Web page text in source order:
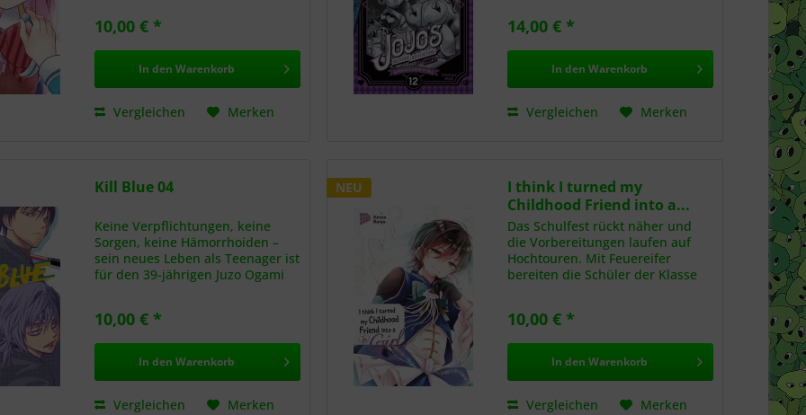
verliert? An einem verregneten
Tag kreuzen sich die Wege...
10,00 € *
In den Warenkorb
Vergleichen Merken
dran, sich kampflos zu ergeben.
Mithilfe von Stray Cat...
14,00 € *
In den Warenkorb
Vergleichen Merken
Kill Blue 04
Keine Verpflichtungen, keine
Sorgen, keine Hämorrhoiden –
sein neues Leben als Teenager ist
für den 39-jährigen Juzo Ogami
Schule, die von Auftragskillern
10,00 € *
In den Warenkorb
Vergleichen Merken
NEU
I think I turned my
Childhood Friend into a...
Das Schulfest rückt näher und
die Vorbereitungen laufen auf
Hochtouren. Mit Feuereifer
bereiten die Schüler der Klasse
introvertierten Hiura liegen die
10,00 € *
In den Warenkorb
Vergleichen Merken